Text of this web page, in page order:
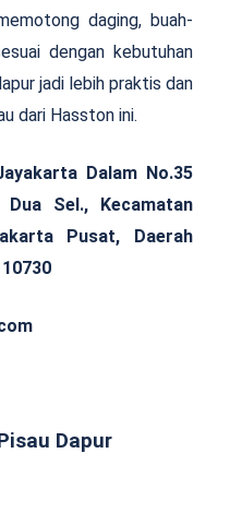
daging, buah-
dengan kebutuhan
jadi lebih praktis dan
dari Hasston ini.
Dalam No.35
Sel., Kecamatan
Pusat, Daerah
Dapur